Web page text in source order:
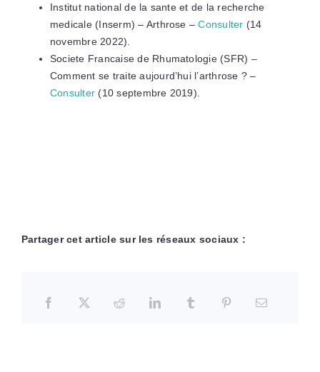
Institut national de la sante et de la recherche
medicale (Inserm) – Arthrose –Consulter (14
novembre 2022).
Societe Francaise de Rhumatologie (SFR) –
Comment se traite aujourd’hui l’arthrose ? –
Consulter (10 septembre 2019).
Partager cet article sur les réseaux sociaux :